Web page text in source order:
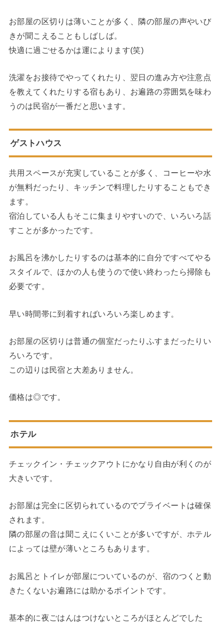
お部屋の区切りは薄いことが多く、隣の部屋の声やいび
きが聞こえることもしばしば。
快適に過ごせるかは運によります(笑)
洗濯をお接待でやってくれたり、翌日の進み方や注意点
を教えてくれたりする宿もあり、お遍路の雰囲気を味わ
うのは民宿が一番だと思います。
ゲストハウス
共用スペースが充実していることが多く、コーヒーや水
が無料だったり、キッチンで料理したりすることもでき
ます。
宿泊している人もそこに集まりやすいので、いろいろ話
すことが多かったです。
お風呂を沸かしたりするのは基本的に自分ですべてやる
スタイルで、ほかの人も使うので使い終わったら掃除も
必要です。
早い時間帯に到着すればいろいろ楽しめます。
お部屋の区切りは普通の個室だったりふすまだったりい
ろいろです。
この辺りは民宿と大差ありません。
価格は◎です。
ホテル
チェックイン・チェックアウトにかなり自由が利くのが
大きいです。
お部屋は完全に区切られているのでプライベートは確保
されます。
隣の部屋の音は聞こえにくいことが多いですが、ホテル
によっては壁が薄いところもあります。
お風呂とトイレが部屋についているのが、宿のつくと動
きたくないお遍路には助かるポイントです。
基本的に夜ごはんはつけないところがほとんどでした